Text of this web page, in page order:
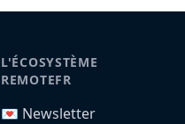
L'ÉCOSYSTÈME
REMOTEFR
💌 Newsletter